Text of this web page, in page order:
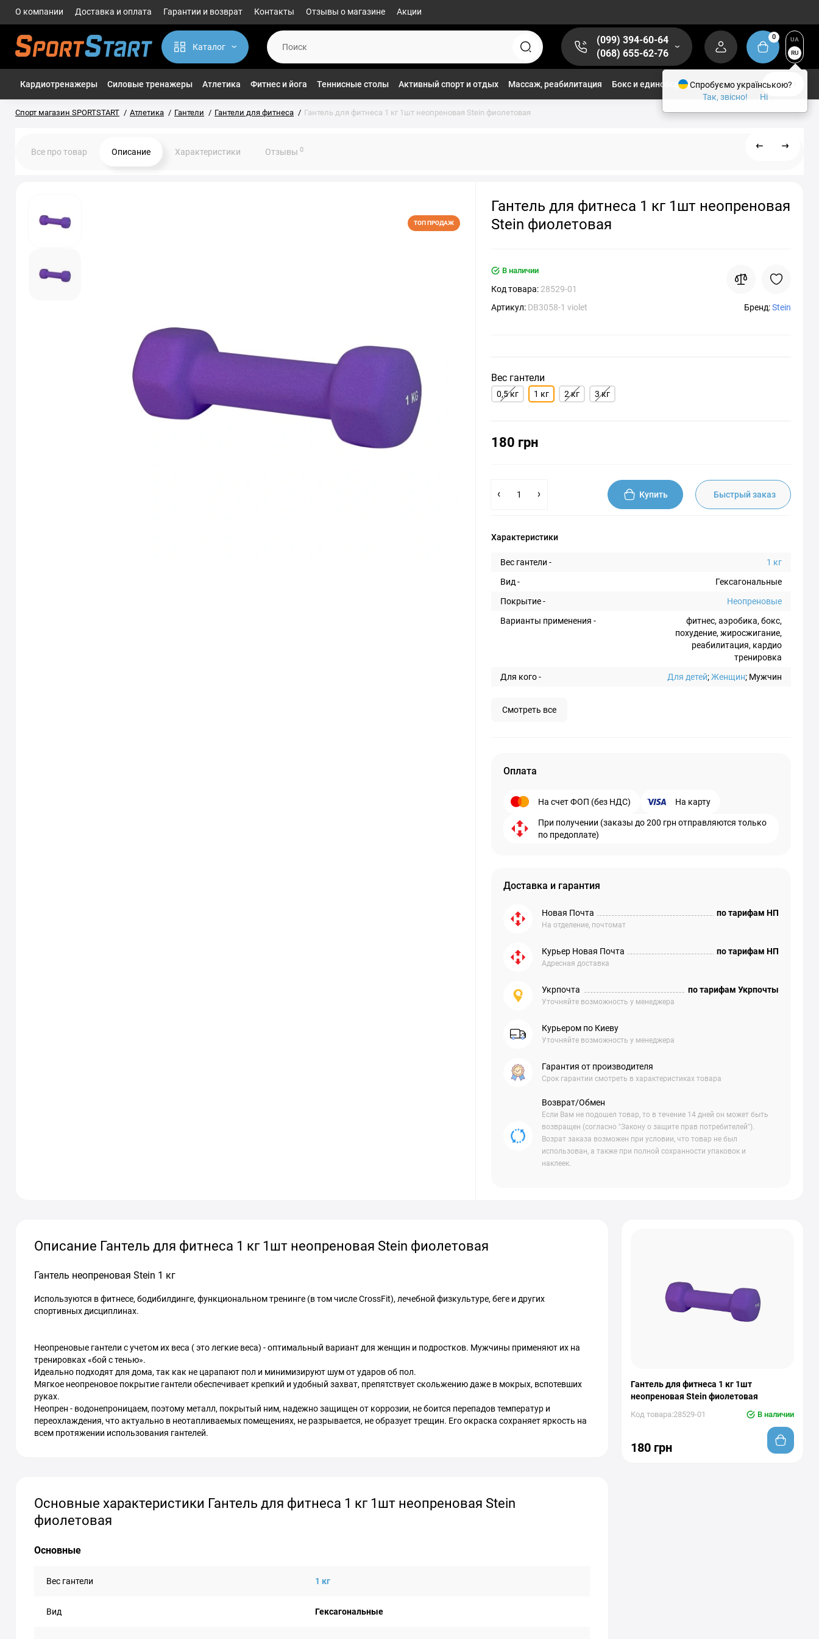
О компании Доставка и оплата Гарантии и возврат Контакты Отзывы о магазине Акции
Каталог
(099) 394-60-64
(068) 655-62-76
0
UA
RU
Кардиотренажеры Силовые тренажеры Атлетика Фитнес и йога Теннисные столы Активный спорт и отдых Массаж, реабилитация Бокс и единоборства 1/2
Спорт магазин SPORTSTART Атлетика Гантели Гантели для фитнеса Гантель для фитнеса 1 кг 1шт неопреновая Stein фиолетовая
Все про товар Описание Характеристики Отзывы 0
ТОП ПРОДАЖ
Гантель для фитнеса 1 кг 1шт неопреновая
Stein фиолетовая
В наличии
Код товара: 28529-01
Артикул: DB3058-1 violet Бренд:Stein
Вес гантели
0,5 кг 1 кг 2 кг 3 кг
180 грн
Купить Быстрый заказ
Характеристики
Вес гантели -
1 кг
Вид -
Гексагональные
Покрытие -
Неопреновые
Варианты применения -
фитнес, аэробика, бокс,
похудение, жиросжигание,
реабилитация, кардио
тренировка
Для кого -
Для детей;Женщин; Мужчин
Смотреть все
Оплата
На счет ФОП (без НДС) На карту
При получении (заказы до 200 грн отправляются только
по предоплате)
Доставка и гарантия
Новая Почта
На отделение, почтомат
по тарифам НП
Курьер Новая Почта
Адресная доставка
по тарифам НП
Укрпочта
Уточняйте возможность у менеджера
по тарифам Укрпочты
Курьером по Киеву
Уточняйте возможность у менеджера
Гарантия от производителя
Срок гарантии смотреть в характеристиках товара
Возврат/Обмен
Если Вам не подошел товар, то в течение 14 дней он может быть
возвращен (согласно "Закону о защите прав потребителей").
Возрат заказа возможен при условии, что товар не был
использован, а также при полной сохранности упаковок и
наклеек.
Описание Гантель для фитнеса 1 кг 1шт неопреновая Stein фиолетовая
Гантель неопреновая Stein 1 кг
Используются в фитнесе, бодибилдинге, функциональном тренинге (в том числе CrossFit), лечебной физкультуре, беге и других
спортивных дисциплинах.
Неопреновые гантели с учетом их веса ( это легкие веса) - оптимальный вариант для женщин и подростков. Мужчины применяют их на
тренировках «бой с тенью».
Идеально подходят для дома, так как не царапают пол и минимизируют шум от ударов об пол.
Мягкое неопреновое покрытие гантели обеспечивает крепкий и удобный захват, препятствует скольжению даже в мокрых, вспотевших
руках.
Неопрен - водонепроницаем, поэтому металл, покрытый ним, надежно защищен от коррозии, не боится перепадов температур и
переохлаждения, что актуально в неотапливаемых помещениях, не разрывается, не образует трещин. Его окраска сохраняет яркость на
всем протяжении использования гантелей.
Основные характеристики Гантель для фитнеса 1 кг 1шт неопреновая Stein
фиолетовая
Основные
Вес гантели 1 кг
Вид Гексагональные
Гантель для фитнеса 1 кг 1шт
неопреновая Stein фиолетовая
Код товара:28529-01 В наличии
180 грн
Спробуємо українською?
Так, звісно!
Ні